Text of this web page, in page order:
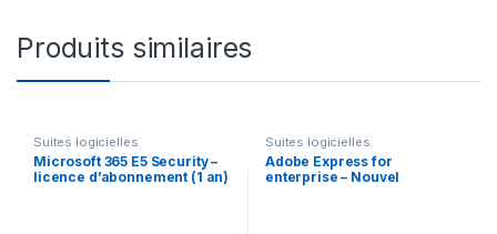
Produits similaires
Suites logicielles
Microsoft 365 E5 Security –
licence d’abonnement (1 an)
Suites logicielles
Adobe Express for
enterprise – Nouvel